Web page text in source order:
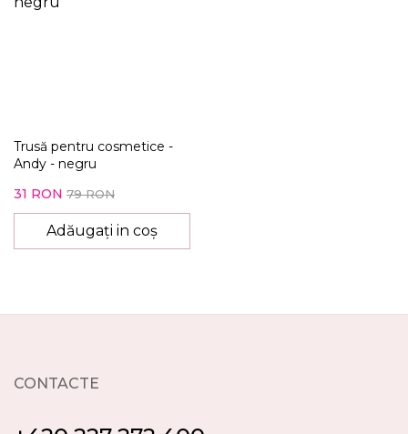
Trusă pentru cosmetice -
Andy - negru
31 RON 79 RON
Adăugați in coș
CONTACTE